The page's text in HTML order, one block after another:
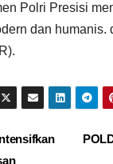
Polri Presisi
dan humanis.